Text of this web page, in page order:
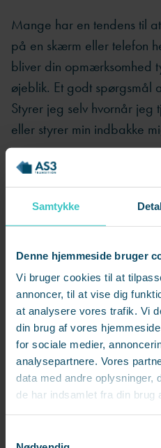
Samtykke
Denne hjemmeside bruger
Vi bruger cookies til at
annoncer, til at vise dig
at analysere vores trafik. Vi
din brug af vores
for sociale medier,
analysepartnere. Vores
data med andre oplysninger,
de har indsamlet fra din brug
Mange har en tendens til
på en skærm eller telefon
bliver din opmærksomhed
øjeblik. Et godt spørgsmål
Styrer jeg selv hvornår jeg
eller styrer min indbakke
Øv dig i at tage styringen
din indbakke – afsæt evt.
et par gange om dagen.
Mange af os går helt i stå,
omfangsrig eller
enkel for uoverskuelig, og
”Hvordan kommer jeg
siger, at du skal løse
Del i stedet elefanten op i
du nedbryder en stor